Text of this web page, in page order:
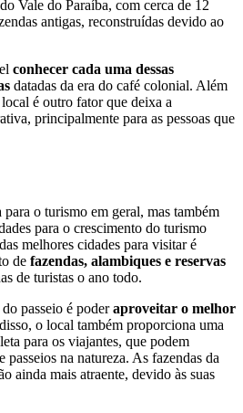
Vale do Paraíba, com cerca de 12
antigas, reconstruídas devido ao
conhecer cada uma dessas
datadas da era do café colonial. Além
é outro fator que deixa a
principalmente para as pessoas que
para o turismo em geral, mas também
para o crescimento do turismo
melhores cidades para visitar é
de fazendas, alambiques e reservas
de turistas o ano todo.
passeio é poderaproveitar o melhor
o local também proporciona uma
para os viajantes, que podem
passeios na natureza. As fazendas da
ainda mais atraente, devido às suas